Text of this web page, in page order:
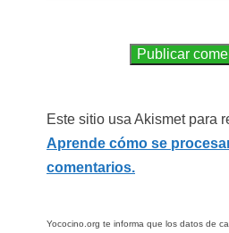
Este sitio usa Akismet para
Aprende cómo se
comentarios.
Yococino.org te informa que los datos de